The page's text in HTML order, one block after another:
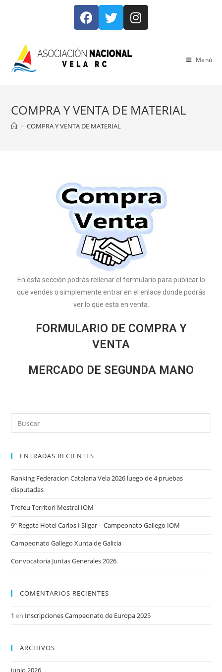
Menú
COMPRA Y VENTA DE MATERIAL
> COMPRA Y VENTA DE MATERIAL
En esta sección podrás rellenar el formulario para publicar lo
que vendes o simplemente entrar en el enlace donde podrás
ver lo que esta en venta.
FORMULARIO DE COMPRA Y
VENTA
MERCADO DE SEGUNDA MANO
ENTRADAS RECIENTES
Ranking Federacion Catalana Vela 2026 luego de 4 pruebas
disputadas
Trofeu Territori Mestral IOM
9º Regata Hotel Carlos I Silgar – Campeonato Gallego IOM
Campeonato Gallego Xunta de Galicia
Convocatoria Juntas Generales 2026
COMENTARIOS RECIENTES
1 en Inscripciones Campeonato de Europa 2025
ARCHIVOS
junio 2026